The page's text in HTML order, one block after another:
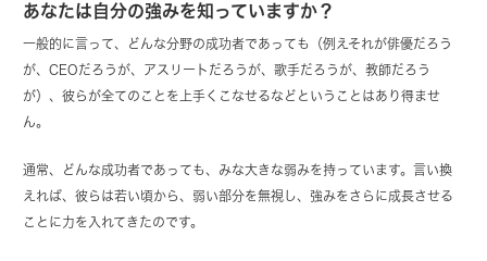
あなたは自分の強みを知っていますか？
一般的に言って、どんな分野の成功者であっても（例えそれが俳優だろう
が、CEOだろうが、アスリートだろうが、歌手だろうが、教師だろう
が）、彼らが全てのことを上手くこなせるなどということはあり得ませ
ん。
通常、どんな成功者であっても、みな大きな弱みを持っています。言い換
えれば、彼らは若い頃から、弱い部分を無視し、強みをさらに成長させる
ことに力を入れてきたのです。